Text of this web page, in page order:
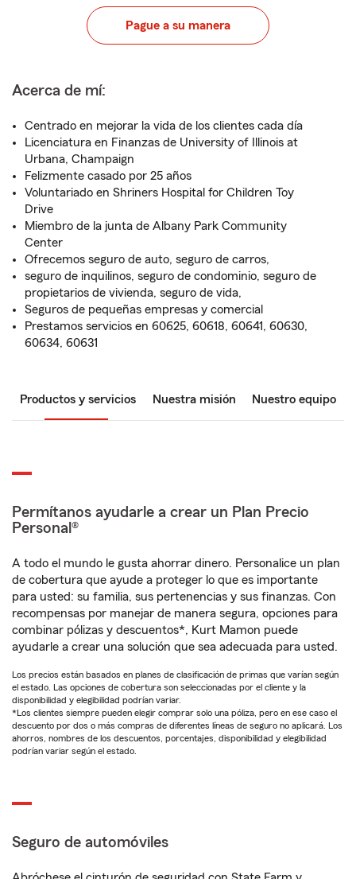
Pague a su manera
Acerca de mí:
Centrado en mejorar la vida de los clientes cada día
Licenciatura en Finanzas de University of Illinois at
Urbana, Champaign
Felizmente casado por 25 años
Voluntariado en Shriners Hospital for Children Toy
Drive
Miembro de la junta de Albany Park Community
Center
Ofrecemos seguro de auto, seguro de carros,
seguro de inquilinos, seguro de condominio, seguro de
propietarios de vivienda, seguro de vida,
Seguros de pequeñas empresas y comercial
Prestamos servicios en 60625, 60618, 60641, 60630,
60634, 60631
Productos y servicios Nuestra misión Nuestro equipo
Permítanos ayudarle a crear un Plan Precio
Personal®
A todo el mundo le gusta ahorrar dinero. Personalice un plan
de cobertura que ayude a proteger lo que es importante
para usted: su familia, sus pertenencias y sus finanzas. Con
recompensas por manejar de manera segura, opciones para
combinar pólizas y descuentos*, Kurt Mamon puede
ayudarle a crear una solución que sea adecuada para usted.
Los precios están basados en planes de clasificación de primas que varían según
el estado. Las opciones de cobertura son seleccionadas por el cliente y la
disponibilidad y elegibilidad podrían variar.
*Los clientes siempre pueden elegir comprar solo una póliza, pero en ese caso el
descuento por dos o más compras de diferentes líneas de seguro no aplicará. Los
ahorros, nombres de los descuentos, porcentajes, disponibilidad y elegibilidad
podrían variar según el estado.
Seguro de automóviles